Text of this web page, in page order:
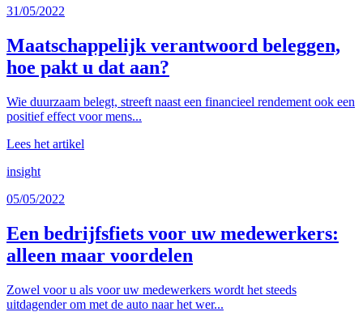
31/05/2022
Maatschappelijk verantwoord beleggen,
hoe pakt u dat aan?
Wie duurzaam belegt, streeft naast een financieel rendement ook een
positief effect voor mens...
Lees het artikel
insight
05/05/2022
Een bedrijfsfiets voor uw medewerkers:
alleen maar voordelen
Zowel voor u als voor uw medewerkers wordt het steeds
uitdagender om met de auto naar het wer...